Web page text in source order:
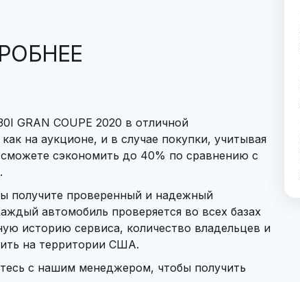
GRAN COUPE 2020 в отличной
на аукционе, и в случае покупки, учитывая
сэкономить до 40% по сравнению с
получите проверенный и надежный
автомобиль проверяется во всех базах
историю сервиса, количество владельцев и
на территории США.
с нашим менеджером, чтобы получить